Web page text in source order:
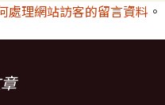
處理網站訪客的留言資料 。